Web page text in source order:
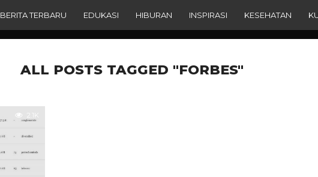
BERITA TERBARU EDUKASI HIBURAN INSPIRASI KESEHATAN
ALL POSTS TAGGED "FORBES"
2.1K